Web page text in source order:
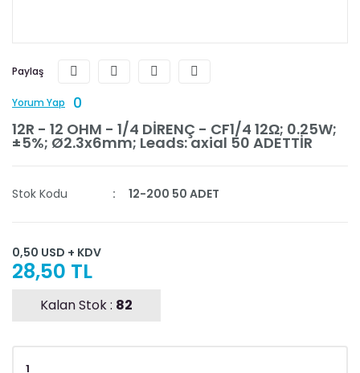
Paylaş
Yorum Yap
0
12R - 12 OHM - 1/4 DİRENÇ - CF1/4 12Ω; 0.25W;
±5%; Ø2.3x6mm; Leads: axial 50 ADETTİR
Stok Kodu 12-200 50 ADET
0,50 USD + KDV
28,50 TL
Kalan Stok : 82